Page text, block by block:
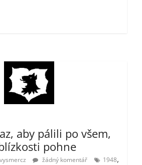
aby pálili po všem,
pohne
žádný komentář 1948,